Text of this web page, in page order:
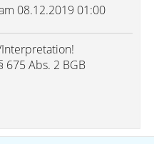
08.12.2019 01:00
675 Abs. 2 BGB